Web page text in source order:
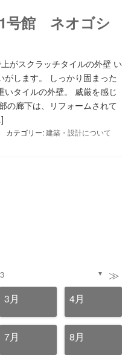
号館 ネオゴシ
がスクラッチタイルの外壁 い
がします。 しっかり固まった
いタイルの外壁。 威厳を感じ
の廊下は、リフォームされて
カテゴリー:建築・設計について
▼ ≫
3月 4月
7月 8月